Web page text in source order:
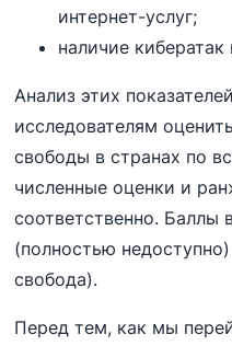
интернет-услуг;
наличие
Анализ этих
исследователям
свободы в странах по
численные оценки и
соответственно. Баллы
(полностью
свобода).
Перед тем, как мы